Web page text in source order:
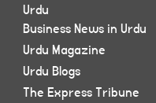
Urdu
Business News in Urdu
Urdu Magazine
Urdu Blogs
The Express Tribune